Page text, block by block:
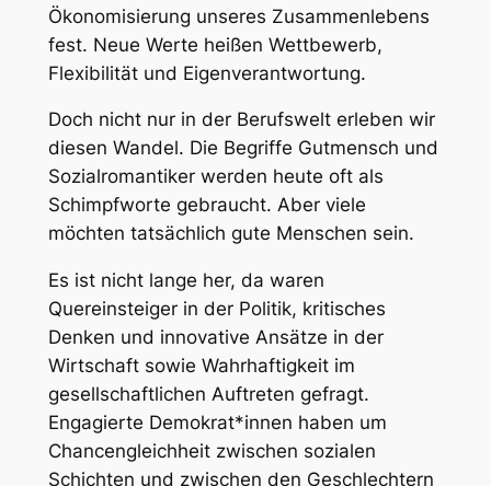
Ökonomisierung unseres Zusammenlebens
fest. Neue Werte heißen Wettbewerb,
Flexibilität und Eigenverantwortung.
Doch nicht nur in der Berufswelt erleben wir
diesen Wandel. Die Begriffe Gutmensch und
Sozialromantiker werden heute oft als
Schimpfworte gebraucht. Aber viele
möchten tatsächlich gute Menschen sein.
Es ist nicht lange her, da waren
Quereinsteiger in der Politik, kritisches
Denken und innovative Ansätze in der
Wirtschaft sowie Wahrhaftigkeit im
gesellschaftlichen Auftreten gefragt.
Engagierte Demokrat*innen haben um
Chancengleichheit zwischen sozialen
Schichten und zwischen den Geschlechtern